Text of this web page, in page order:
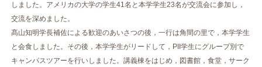
しました。アメリカの大学の学生41名と本学学生23名が交流会に参加し，
交流を深めました。
髙山知明学長補佐による歓迎のあいさつの後，一行は角間の里で，本学学生
と会食しました。その後，本学学生がリードして，PII学生にグループ別で
キャンパスツアーを行いしました。講義棟をはじめ，図書館，食堂，サーク